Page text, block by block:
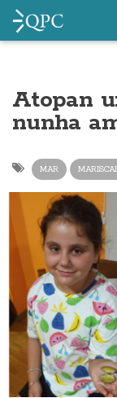
Atopan
nunha
MAR